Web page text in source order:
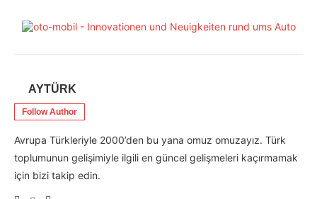
AYTÜRK
Follow Author
Avrupa Türkleriyle 2000’den bu yana omuz omuzayız. Türk
toplumunun gelişimiyle ilgili en güncel gelişmeleri kaçırmamak
için bizi takip edin.